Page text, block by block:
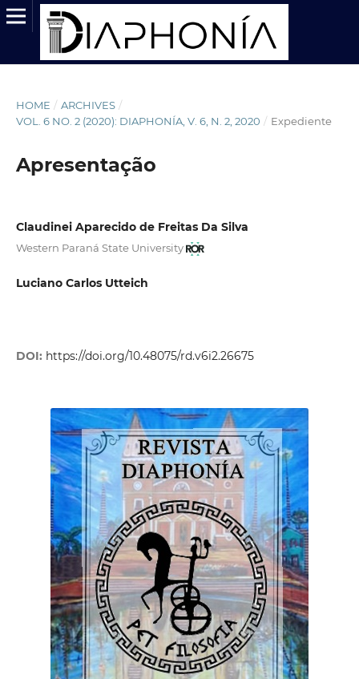
HOME / ARCHIVES /
VOL. 6 NO. 2 (2020): DIAPHONÍA, V. 6, N. 2, 2020 / Expediente
Apresentação
Claudinei Aparecido de Freitas Da Silva
Western Paraná State University
Luciano Carlos Utteich
DOI: https://doi.org/10.48075/rd.v6i2.26675